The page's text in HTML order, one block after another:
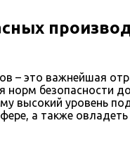
– это важнейшая
безопасности
высокий уровень
а также